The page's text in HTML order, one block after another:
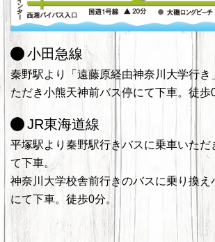
小田急線
秦野駅より「遠藤原経由神奈川大学行き
ただき小熊天神前バス停にて下車。徒歩0
JR東海道線
平塚駅より秦野駅行きバスに乗車いただ
て下車。
神奈川大学校舎前行きのバスに乗り換え
にて下車。徒歩0分。